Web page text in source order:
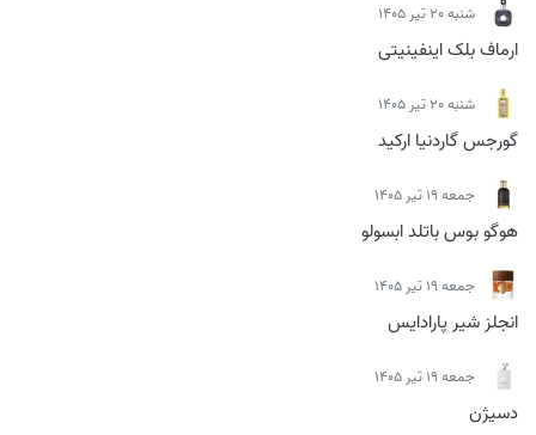
شنبه 20 تیر 1405
ارماف بلک اینفینیتی
شنبه 20 تیر 1405
گورجس گاردنیا ارکید
جمعه 19 تیر 1405
هوگو بوس باتلد ابسولو
جمعه 19 تیر 1405
انجلز شیر پارادایس
جمعه 19 تیر 1405
دسیژن